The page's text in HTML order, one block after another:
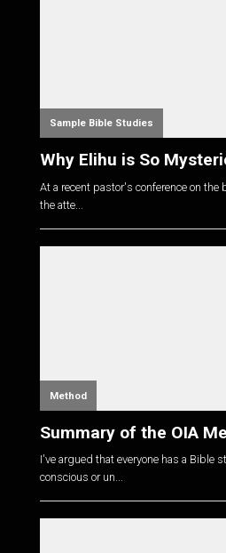
Sample Bible Studies
Why Elihu is So
At a recent pastor's conference on the
the atte...
Method
Summary of the OIA
I've argued that everyone has a Bible
conscious or un...